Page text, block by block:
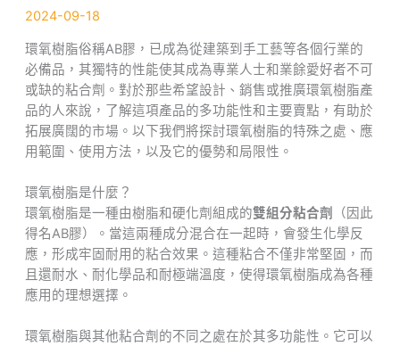
2024-09-18
環氧樹脂俗稱AB膠，已成為從建築到手工藝等各個行業的
必備品，其獨特的性能使其成為專業人士和業餘愛好者不可
或缺的粘合劑。對於那些希望設計、銷售或推廣環氧樹脂產
品的人來說，了解這項產品的多功能性和主要賣點，有助於
拓展廣闊的市場。以下我們將探討環氧樹脂的特殊之處、應
用範圍、使用方法，以及它的優勢和局限性。
環氧樹脂是什麼？
環氧樹脂是一種由樹脂和硬化劑組成的雙組分粘合劑
（因此
得名AB膠）。當這兩種成分混合在一起時，會發生化學反
應，形成牢固耐用的粘合效果。這種粘合不僅非常堅固，而
且還耐水、耐化學品和耐極端溫度，使得環氧樹脂成為各種
應用的理想選擇。
環氧樹脂與其他粘合劑的不同之處在於其多功能性。它可以